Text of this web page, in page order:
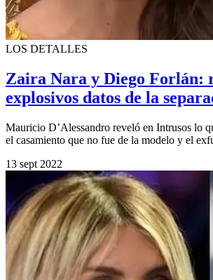
LOS DETALLES
Zaira Nara y Diego Forlán:
explosivos datos de la
Mauricio D’Alessandro reveló en Intrusos lo
el casamiento que no fue de la modelo y el
13 sept 2022